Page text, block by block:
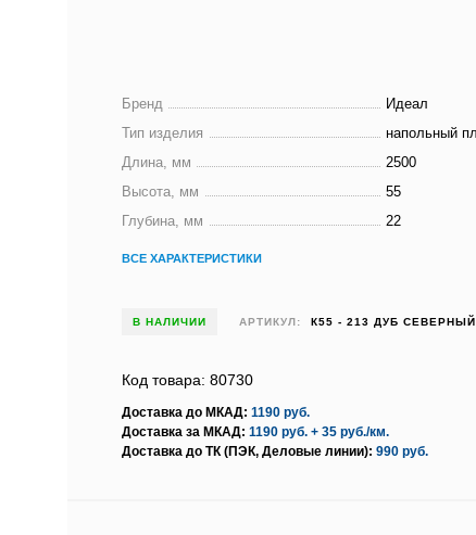
Бренд
Идеал
Тип изделия
напольный
Длина, мм
2500
Высота, мм
55
Глубина, мм
22
ВСЕ ХАРАКТЕРИСТИКИ
В НАЛИЧИИ АРТИКУЛ: К55 - 213 ДУБ СЕВЕРНЫЙ
Код товара: 80730
Доставка до МКАД: 1190 руб.
Доставка за МКАД: 1190 руб. + 35 руб./км.
Доставка до ТК (ПЭК, Деловые линии): 990 руб.